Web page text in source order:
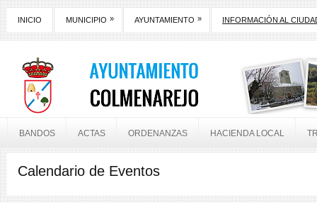
INICIO MUNICIPIO » AYUNTAMIENTO » INFORMACIÓN AL
BANDOS ACTAS ORDENANZAS HACIENDA LOCAL
Calendario de Eventos